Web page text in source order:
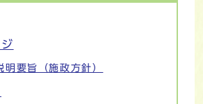
明要旨（施政方針）